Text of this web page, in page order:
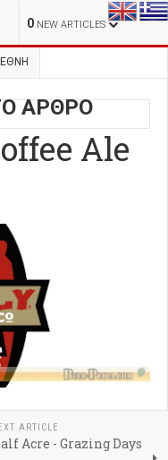
0 NEW ARTICLES
ΑΡΘΡΟ
Ale
ARTICLE
Acre - Grazing Days